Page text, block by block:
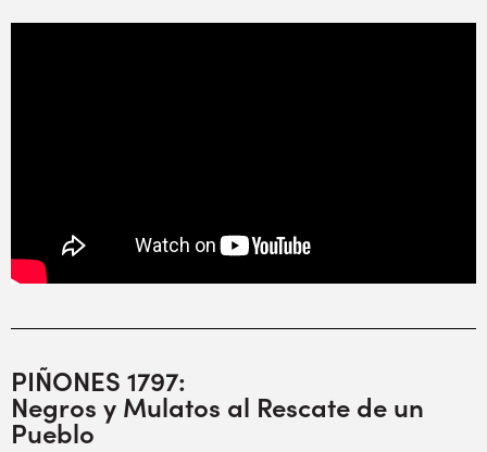
PIÑONES 1797:
Negros y Mulatos al Rescate de un
Pueblo